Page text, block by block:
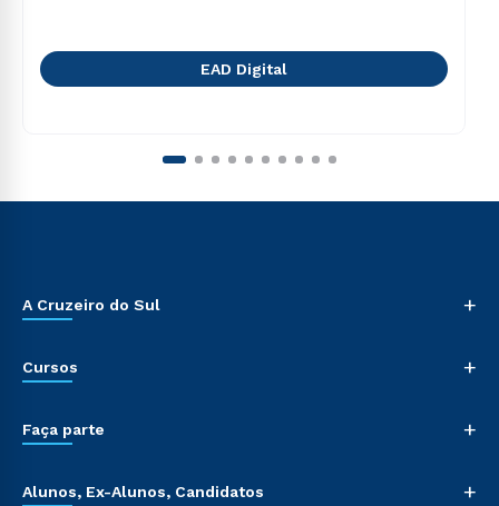
EAD Digital
A Cruzeiro do Sul +
Cursos +
Faça parte +
Alunos, Ex-Alunos, Candidatos +